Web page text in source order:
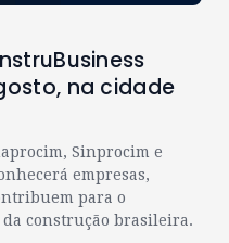
na cidade
Sinprocim e
empresas,
para o
construção brasileira.